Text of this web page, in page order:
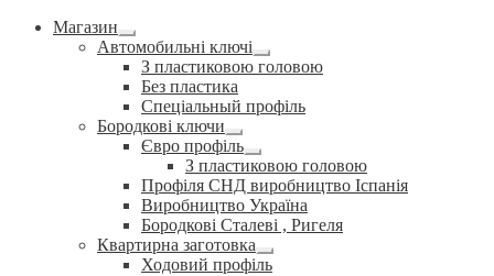
Магазин
Розгорнуте
вкладене
меню
Автомобильні ключі
Розгорнуте
вкладене
З пластиковою головою
Без пластика
Спеціальный профіль
Бородкові ключи
Розгорнуте
вкладене
меню
Євро профіль
Розгорнуте
вкладене
меню
З пластиковою головою
Профіля СНД виробництво Іспанія
Виробництво Україна
Бородкові Сталеві , Ригеля
Квартирна заготовка
Розгорнуте
Ходовий профіль